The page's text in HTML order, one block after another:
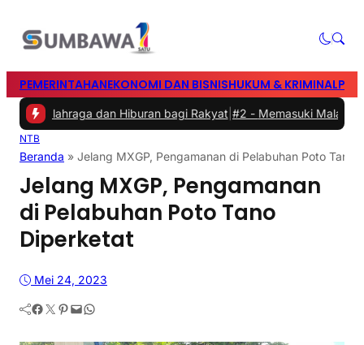
PEMERINTAHANEKONOMI DAN BISNISHUKUM & KRIMINAL
Olahraga dan Hiburan bagi Rakyat|#2 -Memasuki Malam Kedua
NTB
Beranda » Jelang MXGP, Pengamanan di Pelabuhan Poto Tano
Jelang MXGP, Pengamanan
di Pelabuhan Poto Tano
Diperketat
Mei 24, 2023
Facebook Twitter Pinterest Mail WhatsApp